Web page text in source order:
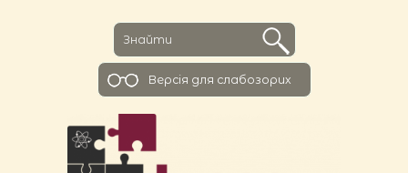
Версiя для слабозорих